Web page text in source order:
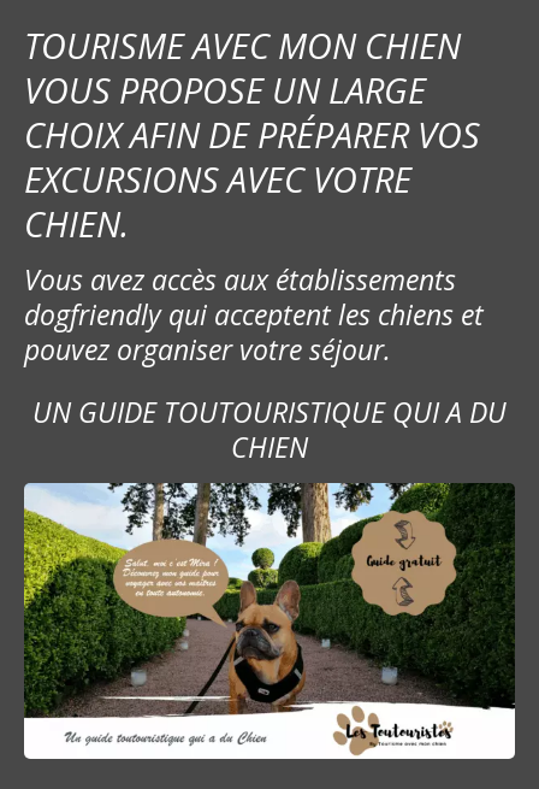
TOURISME AVEC MON CHIEN
VOUS PROPOSE UN LARGE
CHOIX AFIN DE PRÉPARER VOS
EXCURSIONS AVEC VOTRE
CHIEN.
Vous avez accès aux établissements
dogfriendly qui acceptent les chiens et
pouvez organiser votre séjour.
UN GUIDE TOUTOURISTIQUE QUI A DU
CHIEN